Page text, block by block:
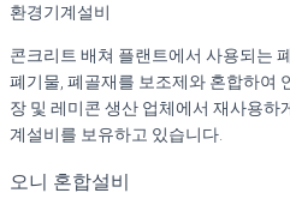
환경기계설비
콘크리트 배쳐 플랜트에서 사용되는
폐기물, 폐골재를 보조제와 혼합하여
장 및 레미콘 생산 업체에서 재사용하
계설비를 보유하고 있습니다.
오니 혼합설비